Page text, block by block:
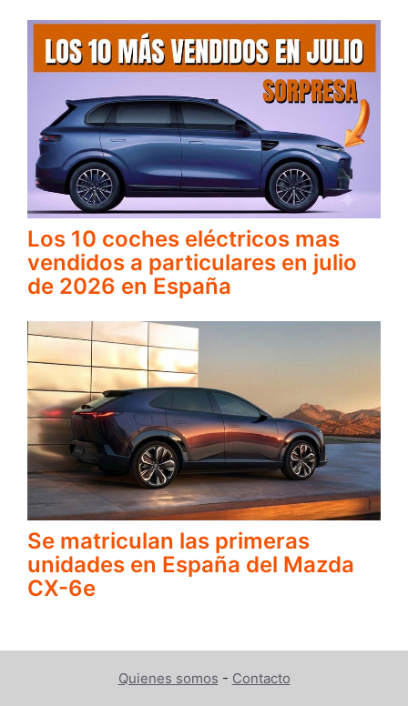
Los 10 coches eléctricos mas
vendidos a particulares en julio
de 2026 en España
Se matriculan las primeras
unidades en España del Mazda
CX-6e
Quienes somos - Contacto